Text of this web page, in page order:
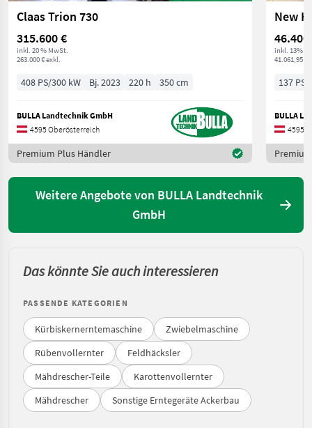
Claas Trion 730
315.600 €
inkl. 20 % MwSt.
263.000 € exkl.
408 PS/300 kW Bj. 2023 220 h 350 cm
BULLA Landtechnik GmbH
4595 Oberösterreich
Premium Plus Händler
New
46.400
inkl. 13%
41.061,95 €
137
BULLA
4595
Weitere Angebote von BULLA Landtechnik
GmbH
Das könnte Sie auch interessieren
PASSENDE KATEGORIEN
Kürbiskernerntemaschine
Zwiebelmaschine
Rübenvollernter
Feldhäcksler
Mähdrescher-Teile
Karottenvollernter
Mähdrescher
Sonstige Erntegeräte Ackerbau